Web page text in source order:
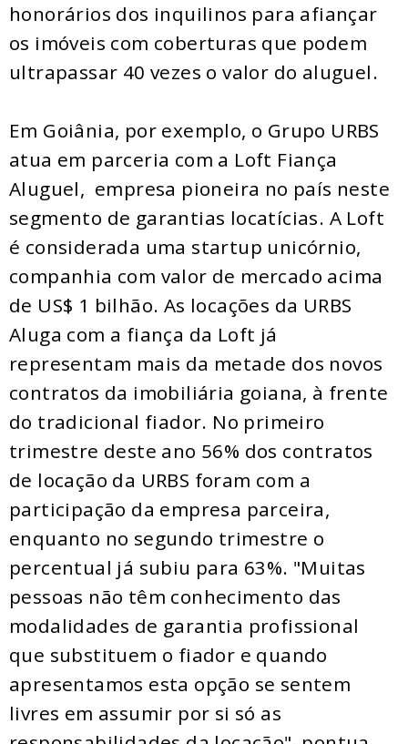
honorários dos inquilinos para afiançar
os imóveis com coberturas que podem
ultrapassar 40 vezes o valor do aluguel.
Em Goiânia, por exemplo, o Grupo URBS
atua em parceria com a Loft Fiança
Aluguel, empresa pioneira no país neste
segmento de garantias locatícias. A Loft
é considerada uma startup unicórnio,
companhia com valor de mercado acima
de US$ 1 bilhão. As locações da URBS
Aluga com a fiança da Loft já
representam mais da metade dos novos
contratos da imobiliária goiana, à frente
do tradicional fiador. No primeiro
trimestre deste ano 56% dos contratos
de locação da URBS foram com a
participação da empresa parceira,
enquanto no segundo trimestre o
percentual já subiu para 63%. "Muitas
pessoas não têm conhecimento das
modalidades de garantia profissional
que substituem o fiador e quando
apresentamos esta opção se sentem
livres em assumir por si só as